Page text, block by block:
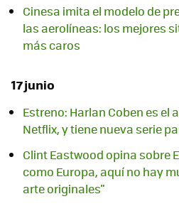
Cinesa imita el modelo de
las aerolíneas: los mejores
más caros
17 junio
Estreno: Harlan Coben es el
Netflix, y tiene nueva serie
Clint Eastwood opina sobre
como Europa, aquí no hay
arte originales"